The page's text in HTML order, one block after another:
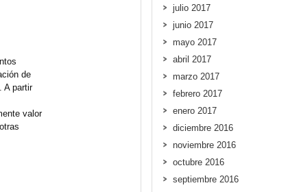
de
A partir
valor
julio 2017
junio 2017
mayo 2017
abril 2017
marzo 2017
febrero 2017
enero 2017
diciembre 2016
noviembre 2016
octubre 2016
septiembre 2016